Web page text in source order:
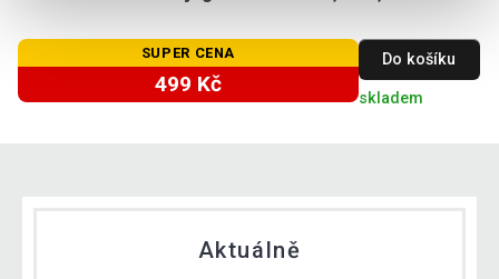
SUPER CENA
499 Kč
Do košíku
skladem
Aktuálně